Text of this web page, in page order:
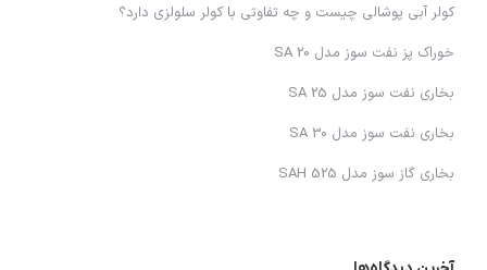
کولر آبی پوشالی چیست و چه تفاوتی با کولر سلولزی دارد؟
خوراک پز نفت سوز مدل SA 20
بخاری نفت سوز مدل SA 25
بخاری نفت سوز مدل SA 30
بخاری گاز سوز مدل SAH 525